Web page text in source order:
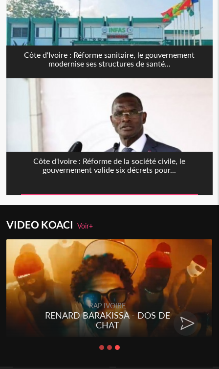
Côte d'Ivoire : Réforme sanitaire, le gouvernement
modernise ses structures de santé...
Côte d'Ivoire : Réforme de la société civile, le
gouvernement valide six décrets pour...
VIDEO KOACIVoir+
RAP IVOIRE
RENARD BARAKISSA - DOS DE
CHAT